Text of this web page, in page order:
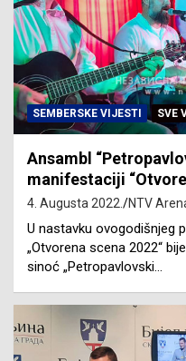
SEMBERSKE VIJESTI SVE
Ansambl
manifestaciji
4. Augusta 2022. NTV
U nastavku ovogodišnjeg
„Otvorena scena 2022“
sinoć „Petropavlovski…